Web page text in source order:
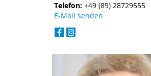
Telefon: +49 (89) 28729555
E-Mail senden